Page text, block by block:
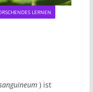
LERNEN
) ist